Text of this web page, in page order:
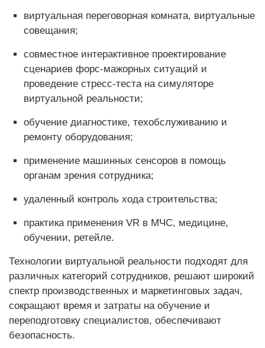
виртуальная переговорная комната, виртуальные
совещания;
совместное интерактивное проектирование
сценариев форс-мажорных ситуаций и
проведение стресс-теста на симуляторе
виртуальной реальности;
обучение диагностике, техобслуживанию и
ремонту оборудования;
применение машинных сенсоров в помощь
органам зрения сотрудника;
удаленный контроль хода строительства;
практика применения VR в МЧС, медицине,
обучении, ретейле.
Технологии виртуальной реальности подходят для
различных категорий сотрудников, решают широкий
спектр производственных и маркетинговых задач,
сокращают время и затраты на обучение и
переподготовку специалистов, обеспечивают
безопасность.